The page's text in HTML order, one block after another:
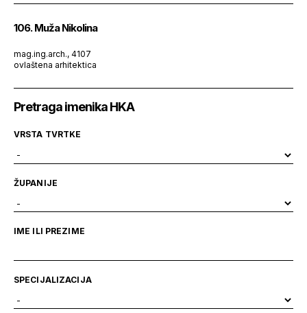
106. Muža Nikolina
mag.ing.arch., 4107
ovlaštena arhitektica
Pretraga imenika HKA
VRSTA TVRTKE
ŽUPANIJE
IME ILI PREZIME
SPECIJALIZACIJA